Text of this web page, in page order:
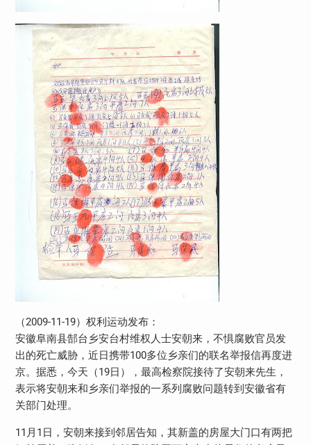
（2009-11-19）权利运动发布：
安徽阜南县郜台乡安台村维权人士安朝来，不惧腐败官员发
出的死亡威胁，近日携带100多位乡亲们的联名举报信再度进
京。据悉，今天（19日），最高检察院接待了安朝来先生，
表示将安朝来和乡亲们举报的一系列腐败问题转到安徽省有
关部门处理。
11月1日，安朝来接到邻居告知，其新盖的房屋大门口有两把